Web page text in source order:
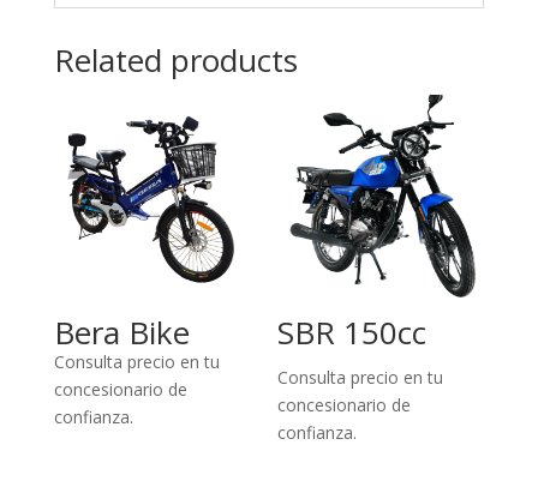
Related products
Bera Bike
Consulta precio en tu
concesionario de
confianza.
SBR 150cc
Consulta precio en tu
concesionario de
confianza.